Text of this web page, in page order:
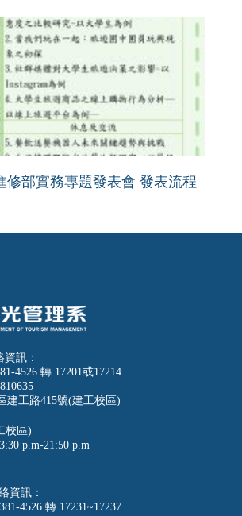
修部實務專題發表會 發表流程
訊：
4526 轉 17201或17214
建工路415號(建工校區)
校區)
p.m-21:50 p.m
資訊：
4526 轉 17231~17237